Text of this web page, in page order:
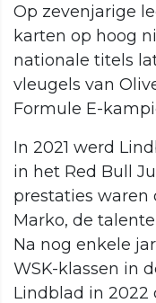
Op zevenjarige
karten op hoog
nationale titels
vleugels van
Formule E-
In 2021 werd
in het Red Bull
prestaties waren
Marko, de
Na nog enkele
WSK-klassen in
Lindblad in 2022